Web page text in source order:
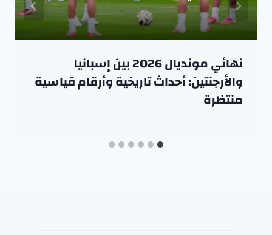
نهائي مونديال 2026 بين إسبانيا
والأرجنتين: أحداث تاريخية وأرقام قياسية
منتظرة